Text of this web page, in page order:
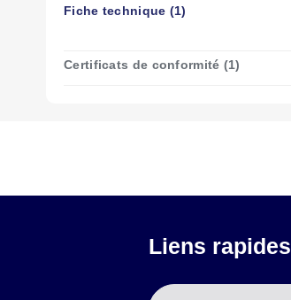
Fiche technique (1)
Certificats de conformité (1)
Liens rapides